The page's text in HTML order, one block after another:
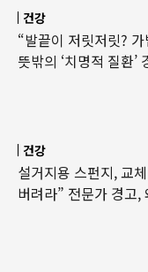
건강
“발끝이 저릿저릿?
뜻밖의 ‘치명적 질환’
건강
설거지용 스펀지, 교
버려라” 전문가 경고,